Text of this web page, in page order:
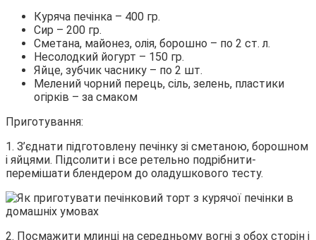
Куряча печінка – 400 гр.
Сир – 200 гр.
Сметана, майонез, олія, борошно – по 2 ст. л.
Несолодкий йогурт – 150 гр.
Яйце, зубчик часнику – по 2 шт.
Мелений чорний перець, сіль, зелень, пластики
огірків – за смаком
Приготування:
1. З’єднати підготовлену печінку зі сметаною, борошном
і яйцями. Підсолити і все ретельно подрібнити-
перемішати блендером до оладушкового тесту.
2. Посмажити млинці на середньому вогні з обох сторін і